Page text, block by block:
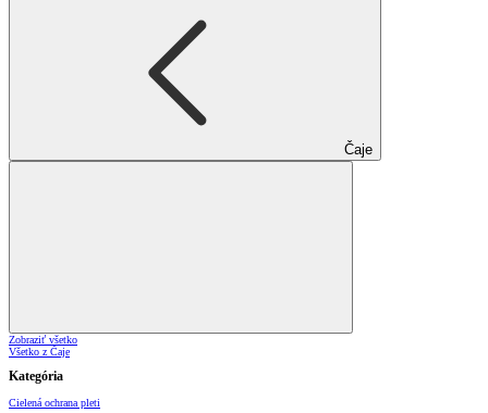
Čaje
Zobraziť všetko
Všetko z Čaje
Kategória
Cielená ochrana pleti